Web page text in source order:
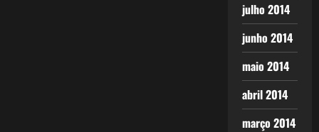
julho 2014
junho 2014
maio 2014
abril 2014
março 2014